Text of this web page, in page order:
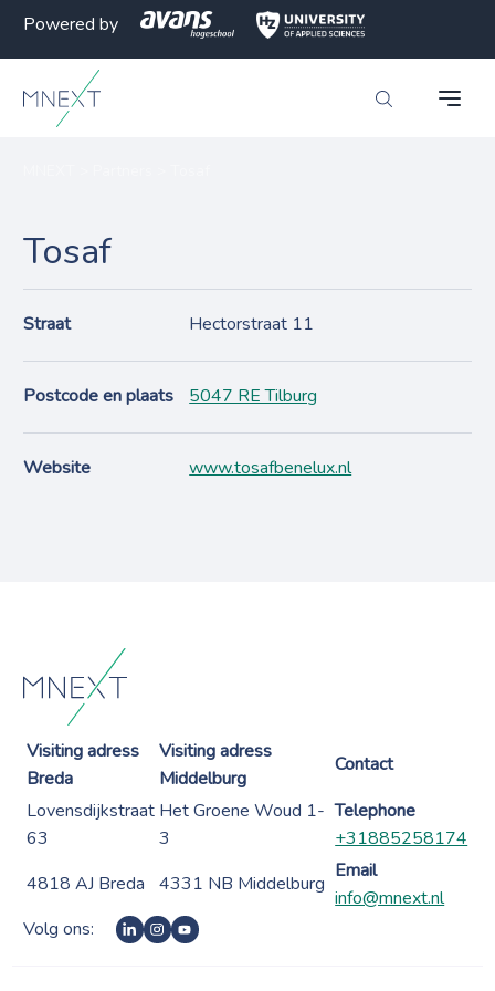
Powered by
Tosaf
Straat Hectorstraat 11
Postcode en plaats 5047 RE Tilburg
Website www.tosafbenelux.nl
Visiting adress
Breda
Visiting adress
Middelburg
Contact
Lovensdijkstraat
63
Het Groene Woud 1-
3
Telephone
+31885258174
4818 AJ Breda
4331 NB Middelburg
Email
info@mnext.nl
Volg ons: